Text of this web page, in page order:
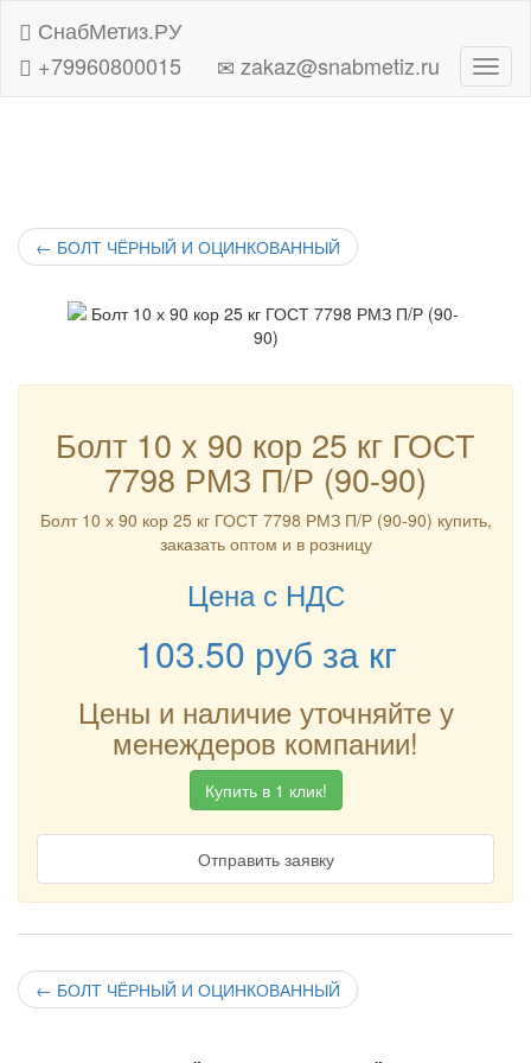
СнабМетиз.РУ
+79960800015
zakaz@snabmetiz.ru
← БОЛТ ЧЁРНЫЙ И ОЦИНКОВАННЫЙ
Болт 10 х 90 кор 25 кг ГОСТ
7798 РМЗ П/Р (90-90)
Болт 10 х 90 кор 25 кг ГОСТ 7798 РМЗ П/Р (90-90) купить,
заказать оптом и в розницу
Цена с НДС
103.50 руб за кг
Цены и наличие уточняйте у
менеждеров компании!
Купить в 1 клик!
Отправить заявку
← БОЛТ ЧЁРНЫЙ И ОЦИНКОВАННЫЙ